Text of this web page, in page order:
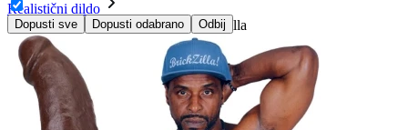
Dopusti sve Dopusti odabrano Odbij
Realistični dildo
Realistični dildo Doc Johnson - Brickzilla